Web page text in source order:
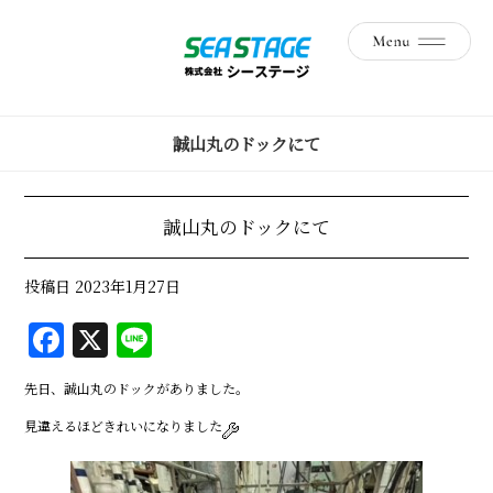
誠山丸のドックにて
誠山丸のドックにて
投稿日 2023年1月27日
F
a
c
e
b
X
n
e
先日、誠山丸のドックがありました。
見違えるほどきれいになりました